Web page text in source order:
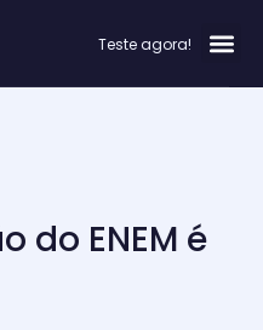
Teste agora!
do ENEM é